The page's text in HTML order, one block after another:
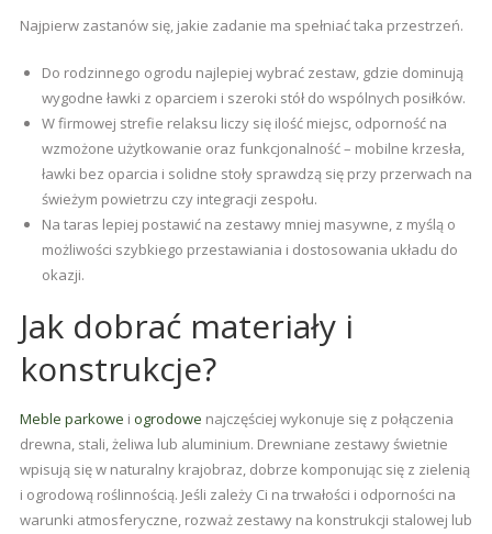
Najpierw zastanów się, jakie zadanie ma spełniać taka przestrzeń.
Do rodzinnego ogrodu najlepiej wybrać zestaw, gdzie dominują
wygodne ławki z oparciem i szeroki stół do wspólnych posiłków.
W firmowej strefie relaksu liczy się ilość miejsc, odporność na
wzmożone użytkowanie oraz funkcjonalność – mobilne krzesła,
ławki bez oparcia i solidne stoły sprawdzą się przy przerwach na
świeżym powietrzu czy integracji zespołu.
Na taras lepiej postawić na zestawy mniej masywne, z myślą o
możliwości szybkiego przestawiania i dostosowania układu do
okazji.
Jak dobrać materiały i
konstrukcje?
Meble parkowe i ogrodowe najczęściej wykonuje się z połączenia
drewna, stali, żeliwa lub aluminium. Drewniane zestawy świetnie
wpisują się w naturalny krajobraz, dobrze komponując się z zielenią
i ogrodową roślinnością. Jeśli zależy Ci na trwałości i odporności na
warunki atmosferyczne, rozważ zestawy na konstrukcji stalowej lub